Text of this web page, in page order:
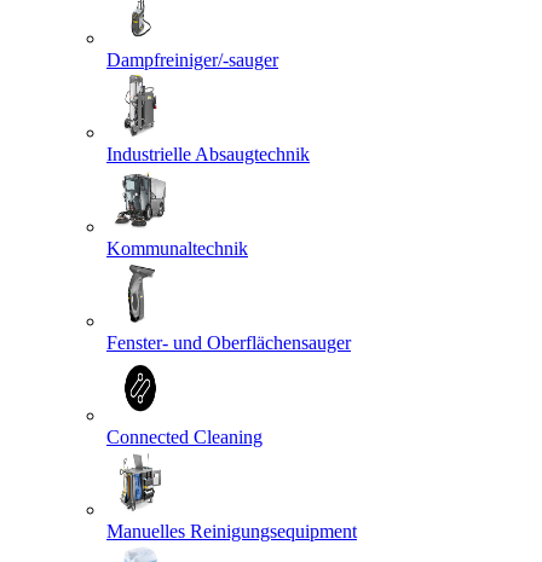
Dampfreiniger/-sauger
Industrielle Absaugtechnik
Kommunaltechnik
Fenster- und Oberflächensauger
Connected Cleaning
Manuelles Reinigungsequipment